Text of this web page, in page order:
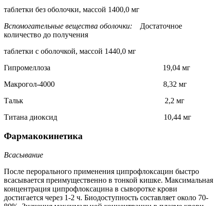
таблетки без оболочки, массой 1400,0 мг
Вспомогательные вещества оболочки: Достаточное
количество до получения
таблетки с оболочкой, массой 1440,0 мг
Гипромеллоза 19,04 мг
Макрогол-4000 8,32 мг
Тальк 2,2 мг
Титана диоксид 10,44 мг
Фармакокинетика
Всасывание
После перорального применения ципрофлоксацин быстро
всасывается преимущественно в тонкой кишке. Максимальная
концентрация ципрофлоксацина в сыворотке крови
достигается через 1-2 ч. Биодоступность составляет около 70-